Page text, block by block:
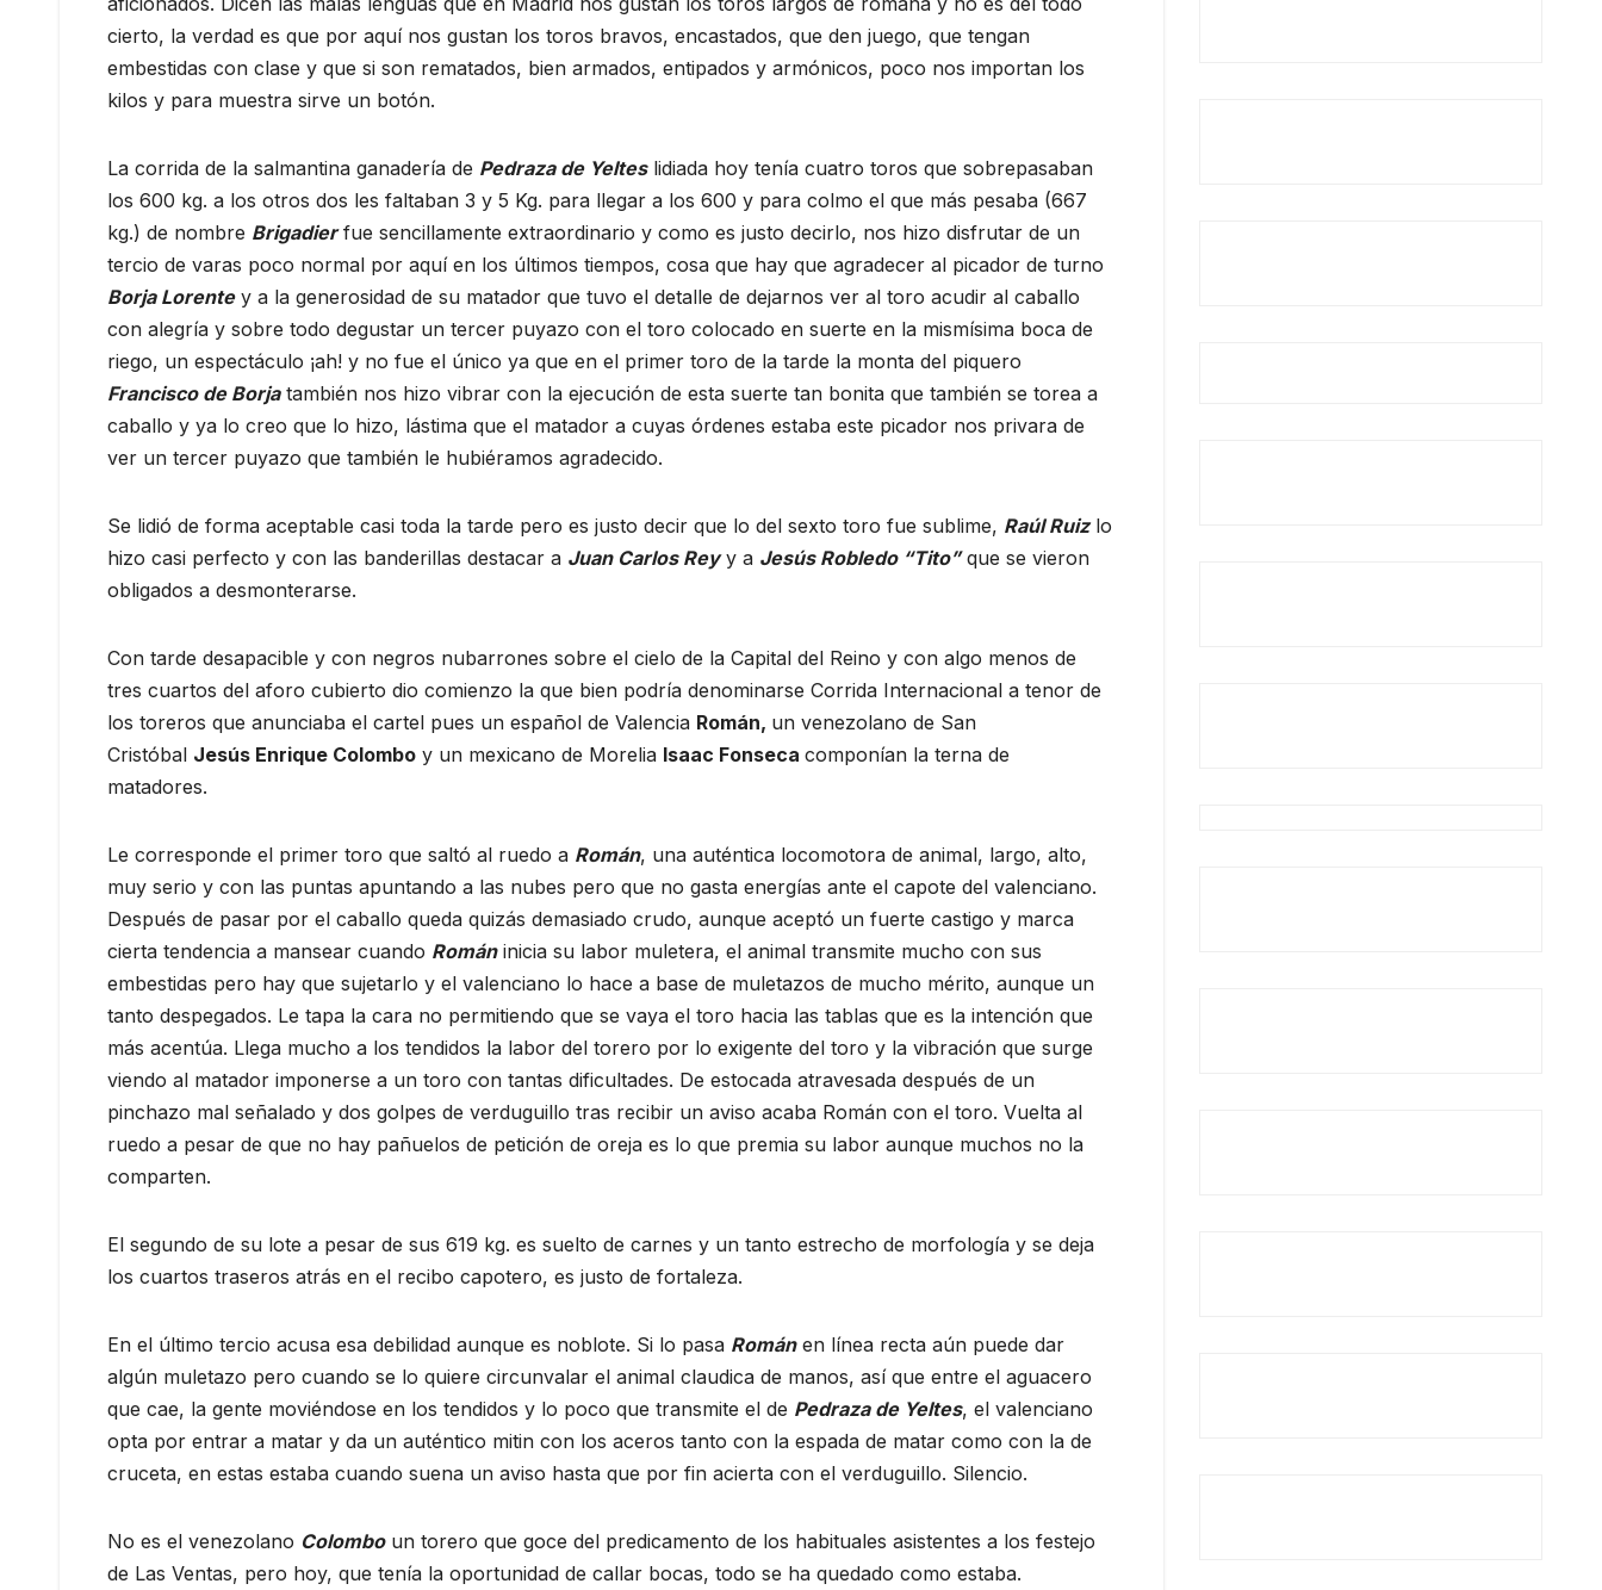
cierto, la verdad es que por aquí nos gustan los toros bravos, encastados, que den juego, que tengan
embestidas con clase y que si son rematados, bien armados, entipados y armónicos, poco nos importan los
kilos y para muestra sirve un botón.
La corrida de la salmantina ganadería de Pedraza de Yelteslidiada hoy tenía cuatro toros que sobrepasaban
los 600 kg. a los otros dos les faltaban 3 y 5 Kg. para llegar a los 600 y para colmo el que más pesaba (667
kg.) de nombre Brigadierfue sencillamente extraordinario y como es justo decirlo, nos hizo disfrutar de un
tercio de varas poco normal por aquí en los últimos tiempos, cosa que hay que agradecer al picador de turno
Borja Lorentey a la generosidad de su matador que tuvo el detalle de dejarnos ver al toro acudir al caballo
con alegría y sobre todo degustar un tercer puyazo con el toro colocado en suerte en la mismísima boca de
riego, un espectáculo ¡ah! y no fue el único ya que en el primer toro de la tarde la monta del piquero
Francisco de Borjatambién nos hizo vibrar con la ejecución de esta suerte tan bonita que también se torea a
caballo y ya lo creo que lo hizo, lástima que el matador a cuyas órdenes estaba este picador nos privara de
ver un tercer puyazo que también le hubiéramos agradecido.
Se lidió de forma aceptable casi toda la tarde pero es justo decir que lo del sexto toro fue sublime, Raúl Ruizlo
hizo casi perfecto y con las banderillas destacar a Juan Carlos Reyy a Jesús Robledo “Tito”que se vieron
obligados a desmonterarse.
Con tarde desapacible y con negros nubarrones sobre el cielo de la Capital del Reino y con algo menos de
tres cuartos del aforo cubierto dio comienzo la que bien podría denominarse Corrida Internacional a tenor de
los toreros que anunciaba el cartel pues un español de Valencia Román, un venezolano de San
Cristóbal Jesús Enrique Colombo y un mexicano de Morelia Isaac Fonseca componían la terna de
matadores.
Le corresponde el primer toro que saltó al ruedo a Román, una auténtica locomotora de animal, largo, alto,
muy serio y con las puntas apuntando a las nubes pero que no gasta energías ante el capote del valenciano.
Después de pasar por el caballo queda quizás demasiado crudo, aunque aceptó un fuerte castigo y marca
cierta tendencia a mansear cuando Románinicia su labor muletera, el animal transmite mucho con sus
embestidas pero hay que sujetarlo y el valenciano lo hace a base de muletazos de mucho mérito, aunque un
tanto despegados. Le tapa la cara no permitiendo que se vaya el toro hacia las tablas que es la intención que
más acentúa. Llega mucho a los tendidos la labor del torero por lo exigente del toro y la vibración que surge
viendo al matador imponerse a un toro con tantas dificultades. De estocada atravesada después de un
pinchazo mal señalado y dos golpes de verduguillo tras recibir un aviso acaba Román con el toro. Vuelta al
ruedo a pesar de que no hay pañuelos de petición de oreja es lo que premia su labor aunque muchos no la
comparten.
El segundo de su lote a pesar de sus 619 kg. es suelto de carnes y un tanto estrecho de morfología y se deja
los cuartos traseros atrás en el recibo capotero, es justo de fortaleza.
En el último tercio acusa esa debilidad aunque es noblote. Si lo pasa Románen línea recta aún puede dar
algún muletazo pero cuando se lo quiere circunvalar el animal claudica de manos, así que entre el aguacero
que cae, la gente moviéndose en los tendidos y lo poco que transmite el de Pedraza de Yeltes, el valenciano
opta por entrar a matar y da un auténtico mitin con los aceros tanto con la espada de matar como con la de
cruceta, en estas estaba cuando suena un aviso hasta que por fin acierta con el verduguillo. Silencio.
No es el venezolano Colomboun torero que goce del predicamento de los habituales asistentes a los festejo
de Las Ventas, pero hoy, que tenía la oportunidad de callar bocas, todo se ha quedado como estaba.